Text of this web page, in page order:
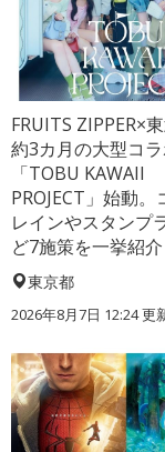
FRUITS ZIPPER×東
約3カ月の大型コ
「TOBU KAWAII
PROJECT」始動。
レインやスタンプ
ど7施策を一挙紹介
東京都
2026年8月7日 12:24更